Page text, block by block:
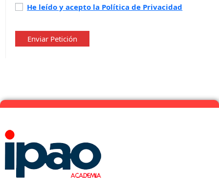
Política
privacidad*
He leído y acepto la Política de Privacidad
Enviar Petición